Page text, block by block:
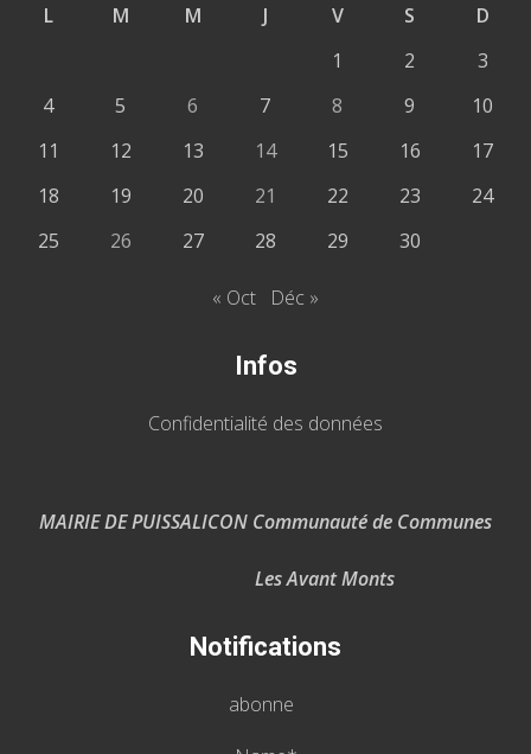
L
M M J V S
D
1
2
3
4
5 6 7 8 9
10
11
12 13 14 15 16
17
18
19 20 21 22 23
24
25
26 27 28 29 30
« Oct Déc »
Infos
Confidentialité des données
MAIRIE DE PUISSALICON Communauté de Communes
Les Avant Monts
Notifications
abonne